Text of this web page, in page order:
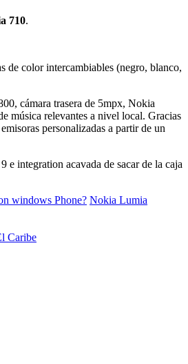
710.
de color intercambiables (negro, blanco,
cámara trasera de 5mpx, Nokia
música relevantes a nivel local. Gracias
personalizadas a partir de un
integration acavada de sacar de la caja
windows Phone? Nokia Lumia
Caribe